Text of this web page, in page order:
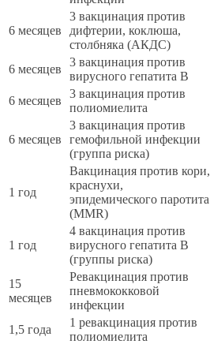
6 месяцев
3 вакцинация против
дифтерии, коклюша,
столбняка (АКДС)
6 месяцев
3 вакцинация против
вирусного гепатита В
6 месяцев
3 вакцинация против
полиомиелита
6 месяцев
3 вакцинация против
гемофильной инфекции
(группа риска)
1 год
Вакцинация против кори,
краснухи,
эпидемического паротита
(MMR)
1 год
4 вакцинация против
вирусного гепатита В
(группы риска)
15
месяцев
Ревакцинация против
пневмококковой
инфекции
1,5 года
1 ревакцинация против
полиомиелита